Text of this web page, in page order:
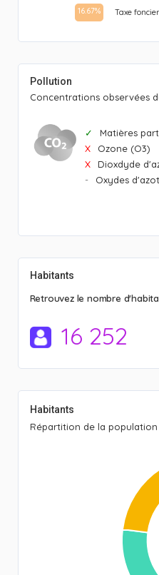
16.67% Taxe
Pollution
Concentrations observées
Matières
Ozone (O3)
Dioxdyde
Oxydes
Habitants
Retrouvez le nombre
16 252
Habitants
Répartition de la